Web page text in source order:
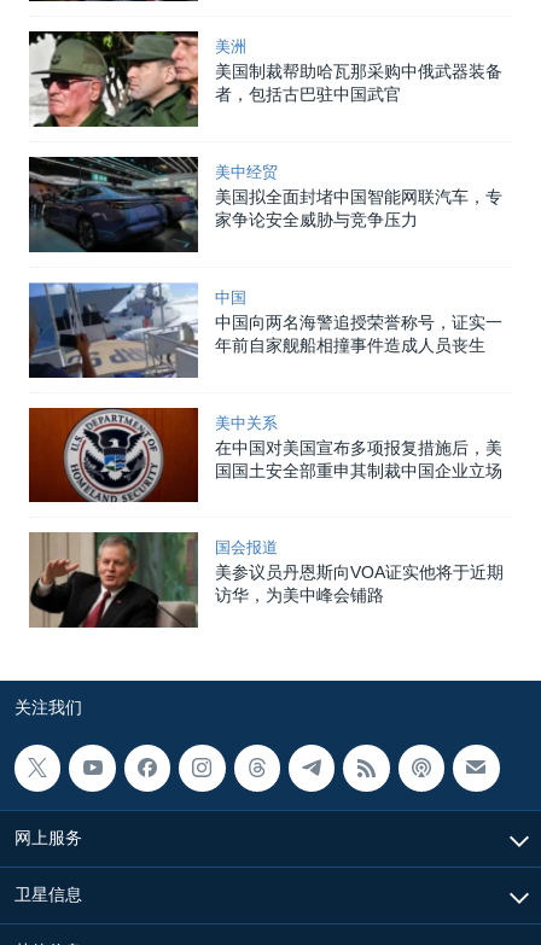
美洲
美国制裁帮助哈瓦那采购中俄武器装备
者，包括古巴驻中国武官
美中经贸
美国拟全面封堵中国智能网联汽车，专
家争论安全威胁与竞争压力
中国
中国向两名海警追授荣誉称号，证实一
年前自家舰船相撞事件造成人员丧生
美中关系
在中国对美国宣布多项报复措施后，美
国国土安全部重申其制裁中国企业立场
国会报道
美参议员丹恩斯向VOA证实他将于近期
访华，为美中峰会铺路
关注我们
网上服务
卫星信息